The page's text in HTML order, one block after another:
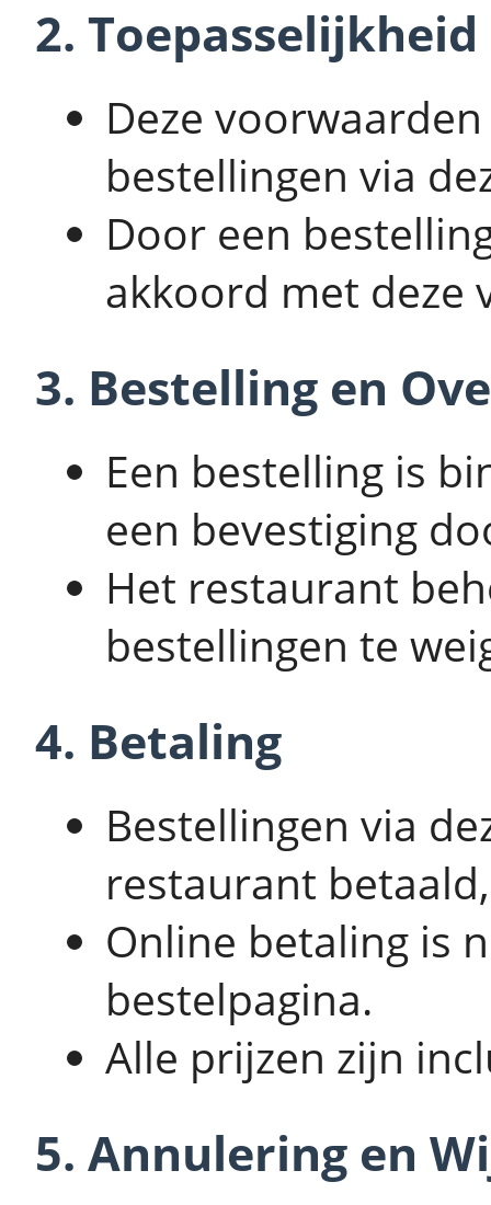
2. Toepasselijkheid
Deze
bestellingen via
Door een
akkoord met deze
3. Bestelling en
Een bestelling is
een bevestiging
Het restaurant
bestellingen te
4. Betaling
Bestellingen via
restaurant
Online betaling is
bestelpagina.
Alle prijzen zijn
5. Annulering en